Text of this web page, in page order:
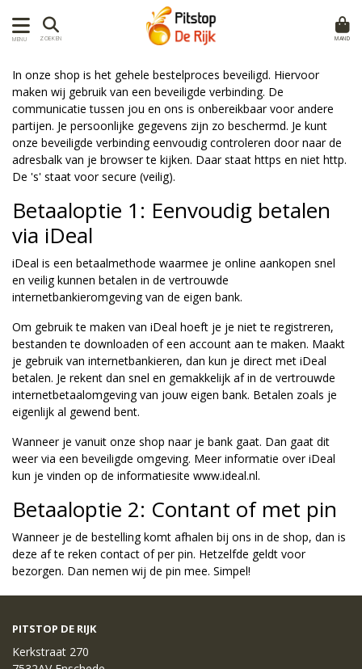
MENU ZOEKEN MAND
In onze shop is het gehele bestelproces beveiligd. Hiervoor
maken wij gebruik van een beveiligde verbinding. De
communicatie tussen jou en ons is onbereikbaar voor andere
partijen. Je persoonlijke gegevens zijn zo beschermd. Je kunt
onze beveiligde verbinding eenvoudig controleren door naar de
adresbalk van je browser te kijken. Daar staat https en niet http.
De 's' staat voor secure (veilig).
Betaaloptie 1: Eenvoudig betalen
via iDeal
iDeal is een betaalmethode waarmee je online aankopen snel
en veilig kunnen betalen in de vertrouwde
internetbankieromgeving van de eigen bank.
Om gebruik te maken van iDeal hoeft je je niet te registreren,
bestanden te downloaden of een account aan te maken. Maakt
je gebruik van internetbankieren, dan kun je direct met iDeal
betalen. Je rekent dan snel en gemakkelijk af in de vertrouwde
internetbetaalomgeving van jouw eigen bank. Betalen zoals je
eigenlijk al gewend bent.
Wanneer je vanuit onze shop naar je bank gaat. Dan gaat dit
weer via een beveiligde omgeving. Meer informatie over iDeal
kun je vinden op de informatiesite www.ideal.nl.
Betaaloptie 2: Contant of met pin
Wanneer je de bestelling komt afhalen bij ons in de shop, dan is
deze af te reken contact of per pin. Hetzelfde geldt voor
bezorgen. Dan nemen wij de pin mee. Simpel!
PITSTOP DE RIJK
Kerkstraat 270